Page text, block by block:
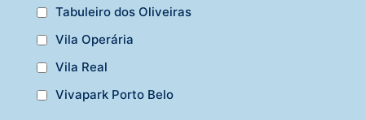
Tabuleiro dos Oliveiras
Vila Operária
Vila Real
Vivapark Porto Belo